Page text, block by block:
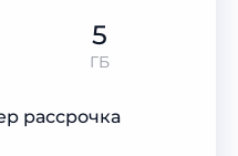
5
ГБ
рассрочка